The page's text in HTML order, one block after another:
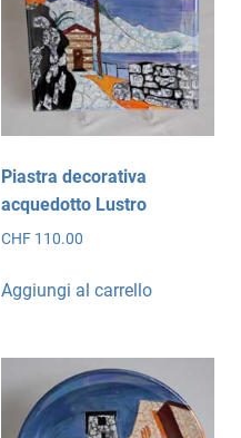
Piastra decorativa
acquedotto Lustro
CHF 110.00
Aggiungi al carrello